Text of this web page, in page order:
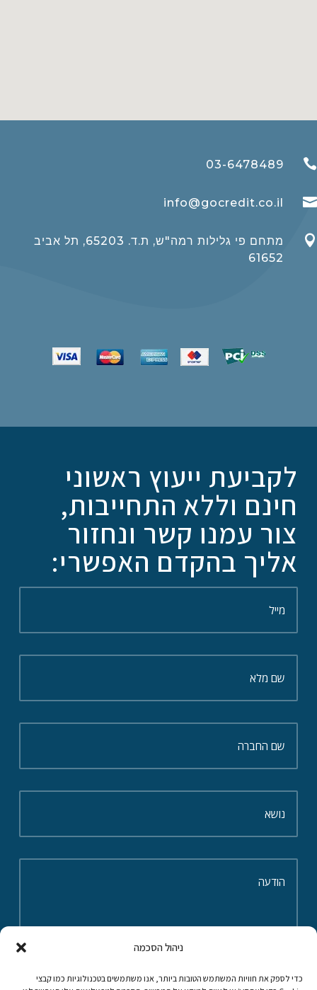
ניהול הסכמה
כדי לספק את חוויות המשתמש הטובות ביותר, אנו משתמשים בטכנולוגיות כמו קבצי

03-6478489

info@gocredit.co.il

מתחם פי גלילות רמה"ש, ת.ד. 65203, תל אביב
61652
לקביעת ייעוץ ראשוני
חינם וללא התחייבות,
צור עמנו קשר ונחזור
אליך בהקדם האפשרי: